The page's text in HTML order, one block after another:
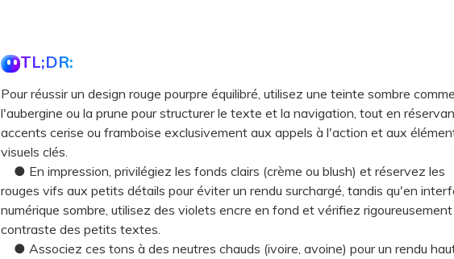
TL;DR:
Pour réussir un design rouge pourpre équilibré, utilisez une teinte sombre comme
l'aubergine ou la prune pour structurer le texte et la navigation, tout en
accents cerise ou framboise exclusivement aux appels à l'action et aux
visuels clés.
● En impression, privilégiez les fonds clairs (crème ou blush) et réservez les
rouges vifs aux petits détails pour éviter un rendu surchargé, tandis qu'en
numérique sombre, utilisez des violets encre en fond et vérifiez rigoureusement
contraste des petits textes.
● Associez ces tons à des neutres chauds (ivoire, avoine) pour un rendu